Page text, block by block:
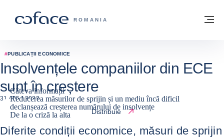
COFACE FOR TRADE - WEBSITE GRUP
ROMANIA
Înapoi la pagina de start
#PUBLICAȚII ECONOMICE
Insolvențele companiilor din ECE
sunt în creștere
31 / 05 / 2022
Câteva informații
Reducerea măsurilor de sprijin și un mediu încă dificil
declanșează creșterea numărului de insolvențe
De la o criză la alta
Distribuie
Diferite condiții economice, măsuri de sprijin